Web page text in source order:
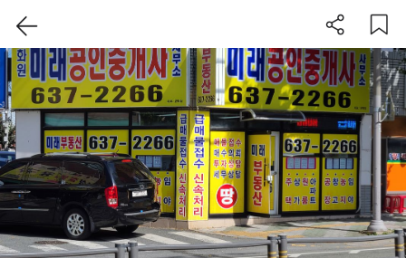
이 지역 보기